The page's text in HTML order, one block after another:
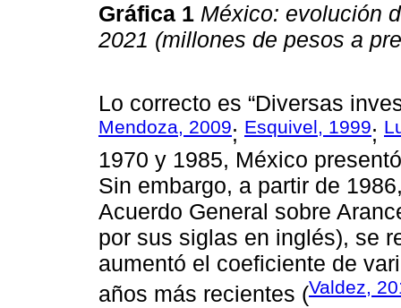
Gráfica 1 México: evolución
2021 (millones de pesos a
Lo correcto es “Diversas
Mendoza, 2009; Esquivel, 1999;
1970 y 1985, México
Sin embargo, a partir de
Acuerdo General sobre
por sus siglas en inglés), se
aumentó el coeficiente de
años más recientes (Valdez,